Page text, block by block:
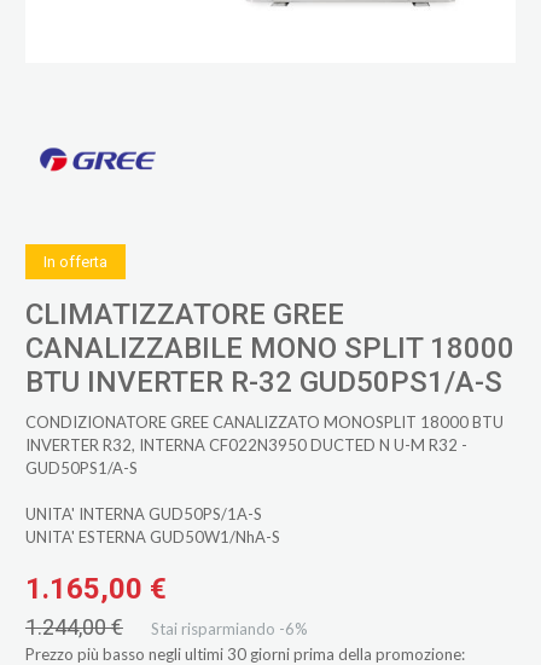
In offerta
CLIMATIZZATORE GREE
CANALIZZABILE MONO SPLIT 18000
BTU INVERTER R-32 GUD50PS1/A-S
CONDIZIONATORE GREE CANALIZZATO MONOSPLIT 18000 BTU
INVERTER R32, INTERNA CF022N3950 DUCTED N U-M R32 -
GUD50PS1/A-S
UNITA' INTERNA GUD50PS/1A-S
UNITA' ESTERNA GUD50W1/NhA-S
1.165,00 €
1.244,00 €
Stai risparmiando -6%
Prezzo più basso negli ultimi 30 giorni prima della promozione: